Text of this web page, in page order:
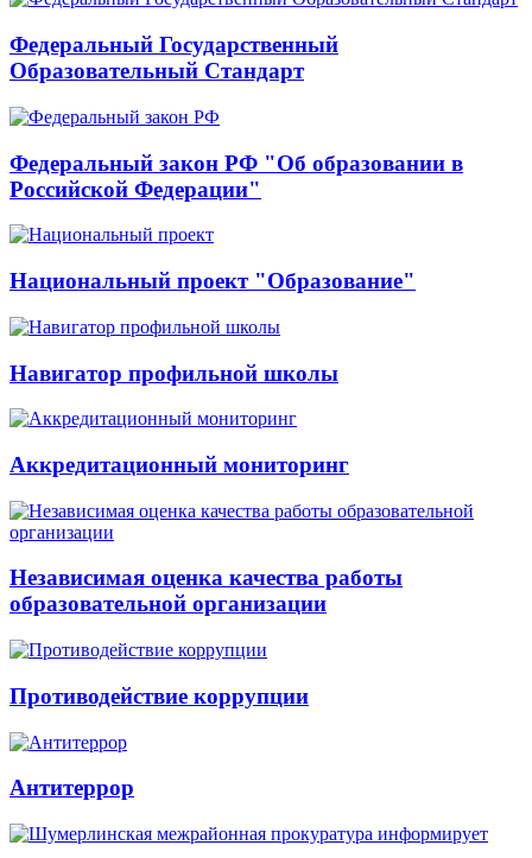
Федеральный Государственный
Образовательный Стандарт
Федеральный закон РФ "Об образовании в
Российской Федерации"
Национальный проект "Образование"
Навигатор профильной школы
Аккредитационный мониторинг
Независимая оценка качества работы
образовательной организации
Противодействие коррупции
Антитеррор